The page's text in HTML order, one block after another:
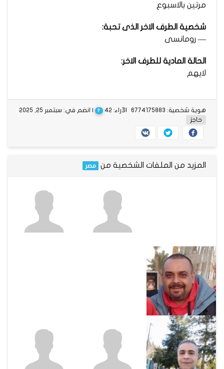
مرتين بالاسبوع
شخصية الطرف الاخر الذى تحبة:
— رومانسى
الحالة المادية للطرف الاخر:
لايهم
الآراء: 42 ? | انضم في: سبتمبر 25, 2025
هوية شخصية: 6774175883
حاجز
المزيد من الملفات الشخصية من مصر